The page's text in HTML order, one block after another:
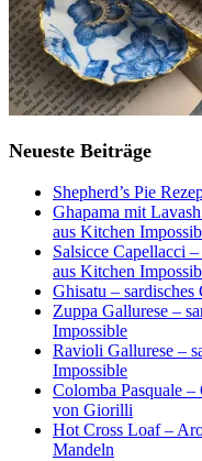
Neueste Beiträge
Shepherd’s Pie
Ghapama mit
aus Kitchen
Salsicce Capellacci
aus Kitchen
Ghisatu –
Zuppa Gallurese –
Impossible
Ravioli Gallurese –
Impossible
Colomba Pasquale –
von Giorilli
Hot Cross Loaf –
Mandeln